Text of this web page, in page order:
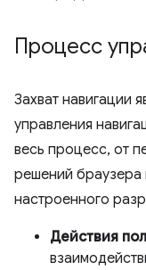
Процесс
Захват навигации
управления
весь процесс, от
решений браузера
настроенного
Действия